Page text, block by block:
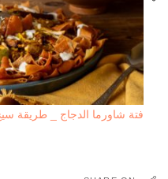
فتة شاورما الدجاج _ طريقة